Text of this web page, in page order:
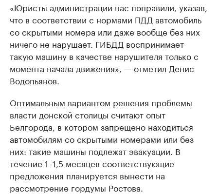
«Юристы администрации нас поправили, указав,
что в соответствии с нормами ПДД автомобиль
со скрытыми номера или даже вообще без них
ничего не нарушает. ГИБДД воспринимает
такую машину в качестве нарушителя только с
момента начала движения», — отметил Денис
Водопьянов.
Оптимальным вариантом решения проблемы
власти донской столицы считают опыт
Белгорода, в котором запрещено находиться
автомобилям со скрытыми номерами или без
них: такие машины подлежат эвакуации. В
течение 1–1,5 месяцев соответствующие
предложения планируется вынести на
рассмотрение гордумы Ростова.